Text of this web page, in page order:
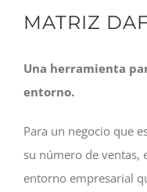
MATRIZ
Una herramienta
entorno.
Para un negocio que
su número de ventas,
entorno empresarial